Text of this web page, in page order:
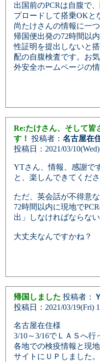
出国前のPCRは自腹で
プロードして搭乗OKと
尚たけさんの情報に一つ
帰国便出発の72時間以
性証明を提出しないと
配の自腹検査です。お
外安全ホームページの
Re:たけさん、そして皆
す！ 投稿者： 名古屋在
投稿日：2021/03/
YTさん、情報、感謝で
と、楽しんできてくだ
ただ、英会話が不得意
72時間以内に現地で
出」しなければならな
大丈夫なんですかね？
帰国しました 投稿者：
投稿日：2021/03/19(Fri)
名古屋在住様
3/10～3/16でＬＡＳへ行
各地での検疫情報と現
サイトにＵＰしました。